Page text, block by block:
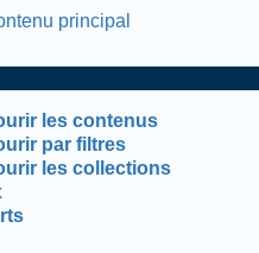
principal
les contenus
par filtres
les collections